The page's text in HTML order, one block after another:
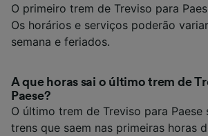
O primeiro trem de Treviso para
Os horários e serviços poderão
semana e feriados.
A que horas sai o último trem de
Paese?
O último trem de Treviso para Paese
trens que saem nas primeiras horas